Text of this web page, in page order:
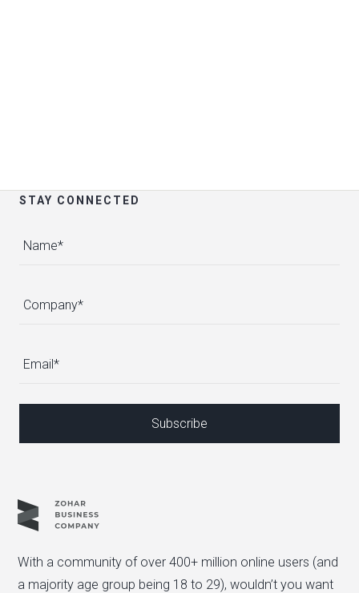
STAY CONNECTED
With a community of over 400+ million online users (and
a majority age group being 18 to 29), wouldn’t you want